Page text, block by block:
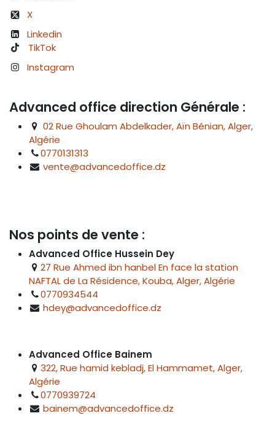
X
Linkedin
TikTok
Instagram
Advanced office direction Générale :
02 Rue Ghoulam Abdelkader, Aïn Bénian, Alger,
Algérie
0770131313
vente@advancedoffice.dz
Nos points de vente :
Advanced Office Hussein Dey
27 Rue Ahmed ibn hanbel En face la station
NAFTAL de La Résidence, Kouba, Alger, Algérie
0770934544
hdey@advancedoffice.dz
Advanced Office Bainem
322, Rue hamid kebladj, El Hammamet, Alger,
Algérie
0770939724
bainem@advancedoffice.dz